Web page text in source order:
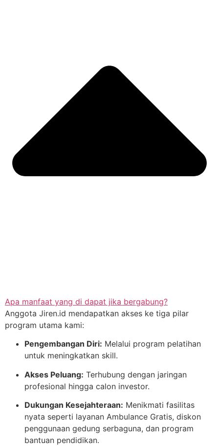
Apa manfaat yang di dapat jika bergabung?
Anggota Jiren.id mendapatkan akses ke tiga pilar
program utama kami:
Pengembangan Diri: Melalui program pelatihan
untuk meningkatkan skill.
Akses Peluang: Terhubung dengan jaringan
profesional hingga calon investor.
Dukungan Kesejahteraan: Menikmati fasilitas
nyata seperti layanan Ambulance Gratis, diskon
penggunaan gedung serbaguna, dan program
bantuan pendidikan.